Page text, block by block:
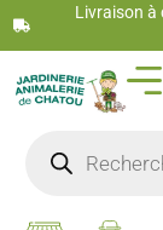
Livraison à